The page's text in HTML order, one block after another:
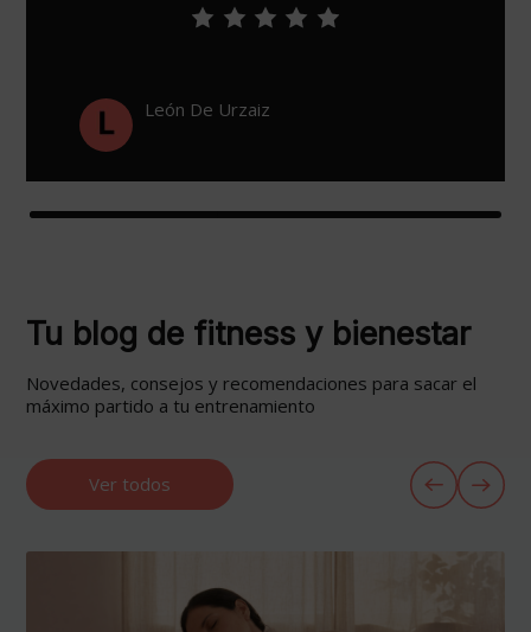
León De Urzaiz
Tu blog de fitness y bienestar
Novedades, consejos y recomendaciones para sacar el
máximo partido a tu entrenamiento
Ver todos